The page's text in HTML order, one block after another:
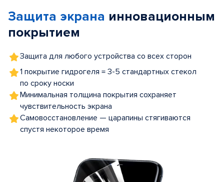
5
Защита экрана инновационным
покрытием
Защита для любого устройства со всех сторон
1 покрытие гидрогеля = 3-5 стандартных стекол
по сроку носки
Минимальная толщина покрытия сохраняет
чувствительность экрана
Самовосстановление — царапины стягиваются
спустя некоторое время